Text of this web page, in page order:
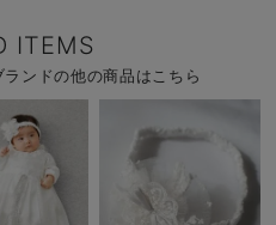
ITEMS
ンドの他の商品はこちら